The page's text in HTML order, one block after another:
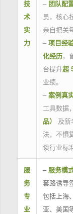
技
术
实
力
– 团队配
员，核心
亲自把关
– 项目经
化经历，
台提升超
业绩。
– 案例真
工具数据，
品）
及
法，不惧
谈行业标
服
务
专
业
– 服务模
套路诱导
包括上海
亚、美国